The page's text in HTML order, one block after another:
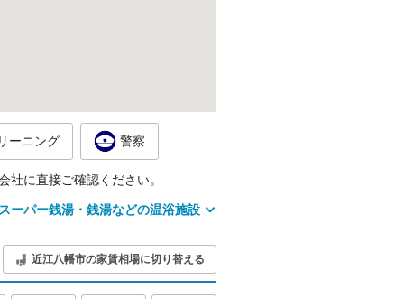
ーニング 警察
に直接ご確認ください。
ーパー銭湯・銭湯などの温浴施設
近江八幡市の家賃相場に切り替える